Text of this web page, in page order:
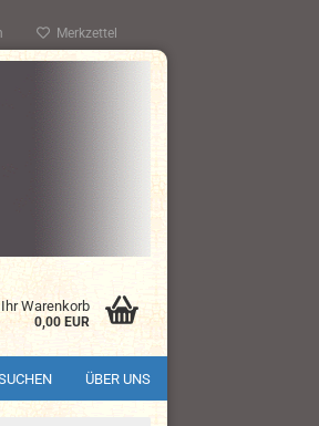
Merkzettel
Ihr Warenkorb
0,00 EUR
ÜBER UNS